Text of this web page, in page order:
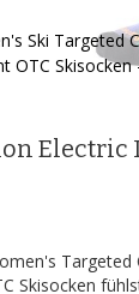
Ski Targeted
OTC Skisocken
Electric
Targeted
Skisocken